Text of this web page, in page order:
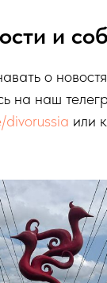
и
о
на наш
или